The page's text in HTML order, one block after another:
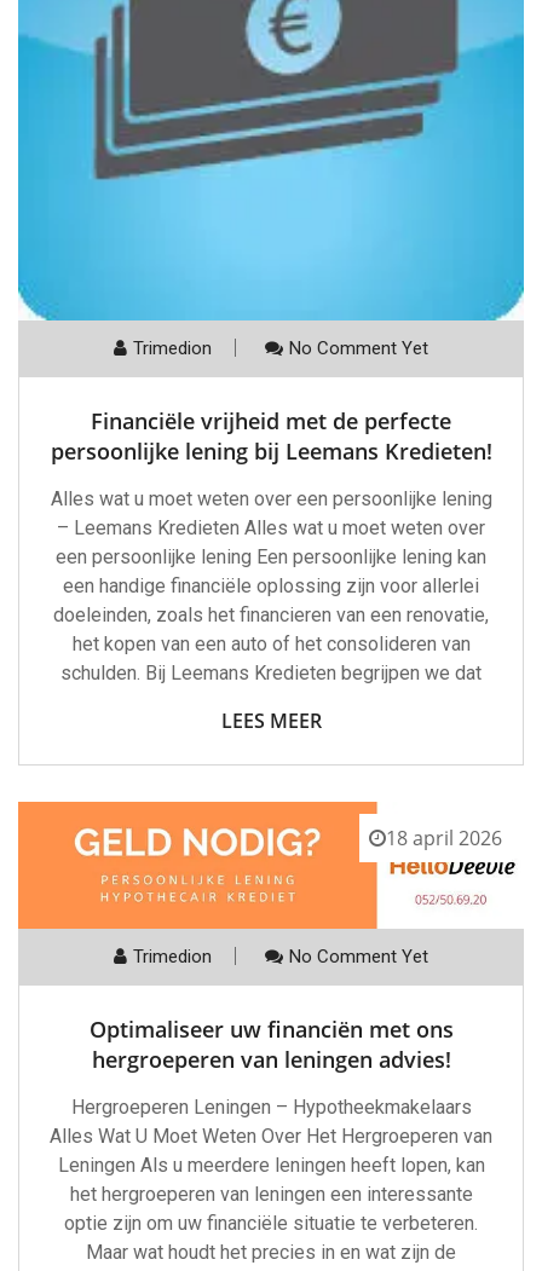
Trimedion No Comment Yet
Financiële vrijheid met de perfecte
persoonlijke lening bij Leemans Kredieten!
Alles wat u moet weten over een persoonlijke lening
– Leemans Kredieten Alles wat u moet weten over
een persoonlijke lening Een persoonlijke lening kan
een handige financiële oplossing zijn voor allerlei
doeleinden, zoals het financieren van een renovatie,
het kopen van een auto of het consolideren van
schulden. Bij Leemans Kredieten begrijpen we dat
LEES MEER
18 april 2026
Trimedion No Comment Yet
Optimaliseer uw financiën met ons
hergroeperen van leningen advies!
Hergroeperen Leningen – Hypotheekmakelaars
Alles Wat U Moet Weten Over Het Hergroeperen van
Leningen Als u meerdere leningen heeft lopen, kan
het hergroeperen van leningen een interessante
optie zijn om uw financiële situatie te verbeteren.
Maar wat houdt het precies in en wat zijn de